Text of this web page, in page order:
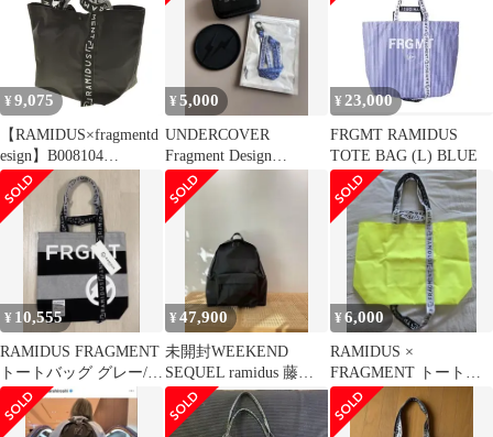
¥ 9,075
【RAMIDUS×fragmentd
esign】B008104
RAMIDUS SQUARE
TOTE BAG (S) BLACK
2WAYトートバッグ
¥5,000
UNDERCOVER
Fragment Design
RAMIDUS小物セット
¥ 23,000
FRGMT RAMIDUS
TOTE BAG (L) BLUE
¥ 10,555
RAMIDUS FRAGMENT
トートバッグ グレー/ブ
ラック
¥47,900
未開封WEEKEND
SEQUEL ramidus 藤原
ヒロシ fragment
¥6,000
RAMIDUS ×
FRAGMENT トートバ
ッグ ネオンイエロー